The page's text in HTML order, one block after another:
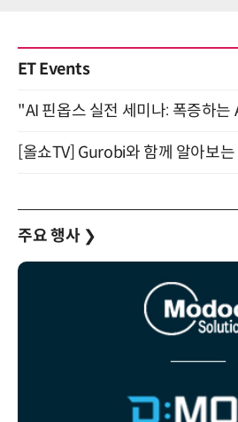
ET Events
주요 행사 ❯